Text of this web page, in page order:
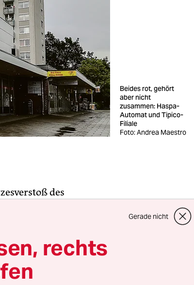
Beides rot, gehört
aber nicht
zusammen: Haspa-
Automat und Tipico-
Filiale
Foto: Andrea Maestro
des
die
der Wettfiliale im
nicht nur
ist auch
Gerade nicht
rechts